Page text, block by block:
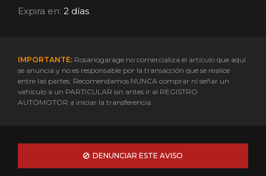
Expira en: 2 días
IMPORTANTE: Rosariogarage no comercializa el artículo que aquí
se anuncia y no es responsable por la transacción que se realice
entre las partes. Recomendamos NUNCA comprar ni señar un
vehículo a un PARTICULAR sin antes ir al REGISTRO
AUTOMOTOR a iniciar la transferencia.
DENUNCIAR ESTE AVISO